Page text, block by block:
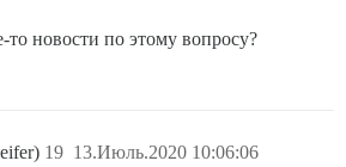
то новости по этому вопросу?
13.Июль.2020 10:06:06
19